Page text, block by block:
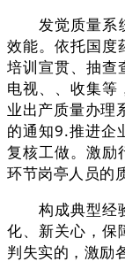
发觉质量系统
效能。依托国度
培训宣贯、抽查
电视、、收集等
业出产质量办
的通知9.推进企
复核工做。激励
环节岗亭人员的
构成典型经验
化、新关心，保
判失实的，激励